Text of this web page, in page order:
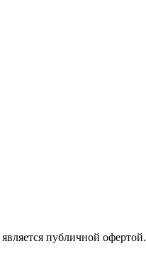
публичной офертой.